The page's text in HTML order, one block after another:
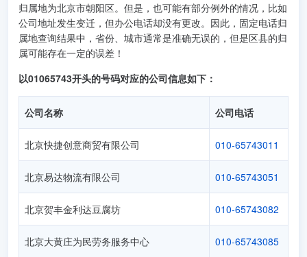
归属地为北京市朝阳区。但是，也可能有部分例外的情况，比如
公司地址发生变迁，但办公电话却没有更改。因此，固定电话归
属地查询结果中，省份、城市通常是准确无误的，但是区县的归
属可能存在一定的误差！
以01065743开头的号码对应的公司信息如下：
公司名称 公司电话
北京快捷创意商贸有限公司 010-65743011
北京易达物流有限公司 010-65743051
北京贺丰金利达豆腐坊 010-65743082
北京大黄庄为民劳务服务中心 010-65743085